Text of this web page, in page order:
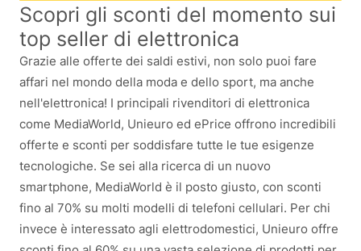
Scopri gli sconti del momento sui
top seller di elettronica
Grazie alle offerte dei saldi estivi, non solo puoi fare
affari nel mondo della moda e dello sport, ma anche
nell'elettronica! I principali rivenditori di elettronica
come MediaWorld, Unieuro ed ePrice offrono incredibili
offerte e sconti per soddisfare tutte le tue esigenze
tecnologiche. Se sei alla ricerca di un nuovo
smartphone, MediaWorld è il posto giusto, con sconti
fino al 70% su molti modelli di telefoni cellulari. Per chi
invece è interessato agli elettrodomestici, Unieuro offre